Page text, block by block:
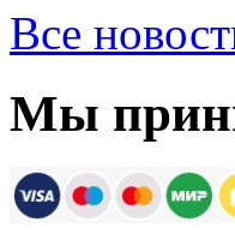
Все
Мы